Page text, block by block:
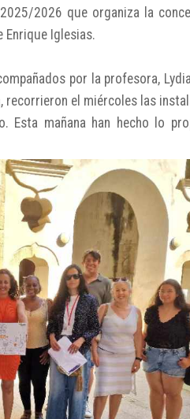
2026 que organiza la
Iglesias.
por la profesora,
recorrieron el miércoles las
Esta mañana han hecho lo